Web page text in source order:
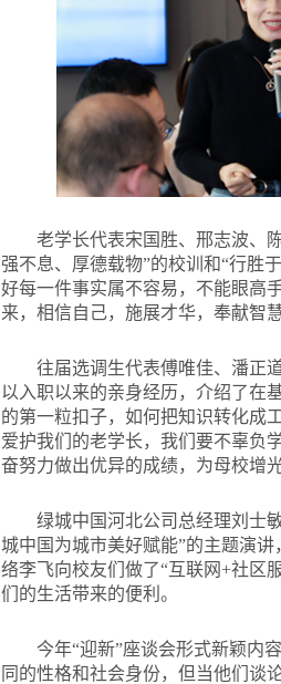
老学长代表宋国胜、邢志波、
强不息、厚德载物”的校训和“行胜
好每一件事实属不容易，不能眼高
来，相信自己，施展才华，奉献智
往届选调生代表傅唯佳、潘正
以入职以来的亲身经历，介绍了在
的第一粒扣子，如何把知识转化成
爱护我们的老学长，我们要不辜负
奋努力做出优异的成绩，为母校增光
绿城中国河北公司总经理刘士
城中国为城市美好赋能”的主题演
络李飞向校友们做了“互联网+社区
们的生活带来的便利。
今年“迎新”座谈会形式新颖内
同的性格和社会身份，但当他们谈